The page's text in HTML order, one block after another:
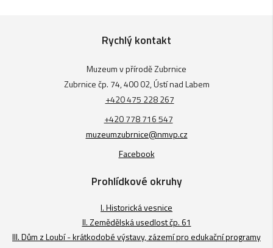
Rychlý kontakt
Muzeum v přírodě Zubrnice
Zubrnice čp. 74, 400 02, Ústí nad Labem
+420 475 228 267
+420 778 716 547
muzeumzubrnice@nmvp.cz
Facebook
Prohlídkové okruhy
I. Historická vesnice
II. Zemědělská usedlost čp. 61
III. Dům z Loubí - krátkodobé výstavy, zázemí pro edukační programy